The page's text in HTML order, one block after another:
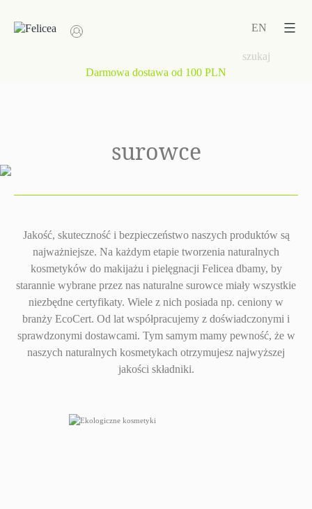
treści
EN
Darmowa dostawa od 100 PLN
surowce
Jakość, skuteczność i bezpieczeństwo naszych produktów są
najważniejsze. Na każdym etapie tworzenia naturalnych
kosmetyków do makijażu i pielęgnacji Felicea dbamy, by
starannie wybrane przez nas naturalne surowce miały wszystkie
niezbędne certyfikaty. Wiele z nich posiada np. ceniony w
branży EcoCert. Od lat współpracujemy z doświadczonymi i
sprawdzonymi dostawcami. Tym samym mamy pewność, że w
naszych naturalnych kosmetykach otrzymujesz najwyższej
jakości składniki.